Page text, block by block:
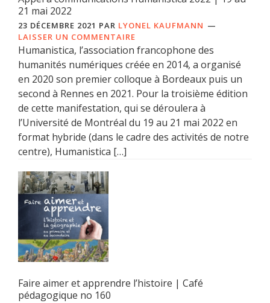
21 mai 2022
23 DÉCEMBRE 2021 PAR LYONEL KAUFMANN
LAISSER UN COMMENTAIRE
Humanistica, l’association francophone des
humanités numériques créée en 2014, a organisé
en 2020 son premier colloque à Bordeaux puis un
second à Rennes en 2021. Pour la troisième édition
de cette manifestation, qui se déroulera à
l’Université de Montréal du 19 au 21 mai 2022 en
format hybride (dans le cadre des activités de notre
centre), Humanistica […]
Faire aimer et apprendre l’histoire | Café
pédagogique no 160